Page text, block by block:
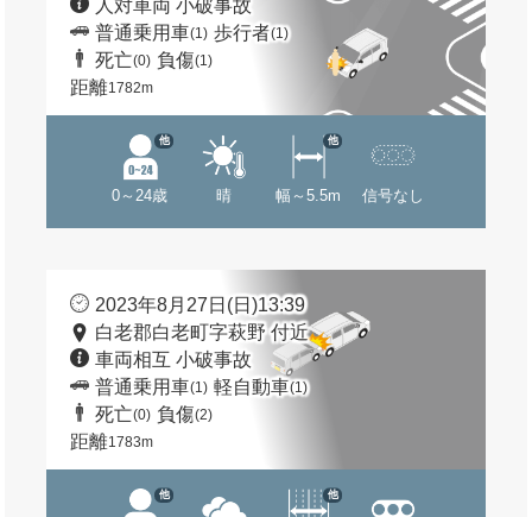
人対車両 小破事故
普通乗用車(1) 歩行者(1)
死亡(0) 負傷(1)
距離1782m
0～24歳
他
晴 幅～5.5m
他
信号なし
2023年8月27日(日)13:39
白老郡白老町字萩野 付近
車両相互 小破事故
普通乗用車(1) 軽自動車(1)
死亡(0) 負傷(2)
距離1783m
他 他